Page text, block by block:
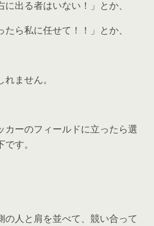
に出る者はいない！」とか、
たら私に任せて！！」とか、
ません。
カーのフィールドに立ったら選
す。
の人と肩を並べて、競い合って